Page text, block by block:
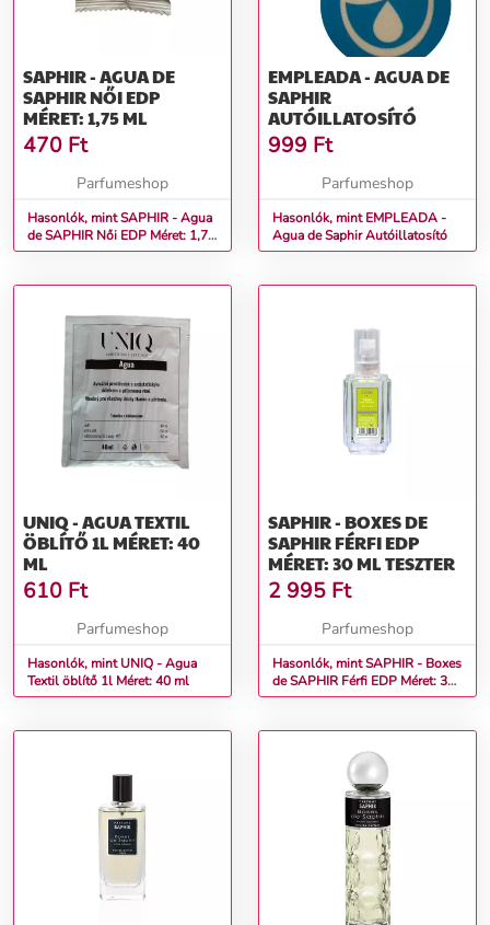
SAPHIR - AGUA DE
SAPHIR NŐI EDP
MÉRET: 1,75 ML
470 Ft
Parfumeshop
Hasonlók, mint SAPHIR - Agua
de SAPHIR Női EDP Méret: 1,75
ml
EMPLEADA - AGUA DE
SAPHIR
AUTÓILLATOSÍTÓ
999 Ft
Parfumeshop
Hasonlók, mint EMPLEADA -
Agua de Saphir Autóillatosító
UNIQ - AGUA TEXTIL
ÖBLÍTŐ 1L MÉRET: 40
ML
610 Ft
Parfumeshop
Hasonlók, mint UNIQ - Agua
Textil öblítő 1l Méret: 40 ml
SAPHIR - BOXES DE
SAPHIR FÉRFI EDP
MÉRET: 30 ML TESZTER
2 995 Ft
Parfumeshop
Hasonlók, mint SAPHIR - Boxes
de SAPHIR Férfi EDP Méret: 30
ml teszter